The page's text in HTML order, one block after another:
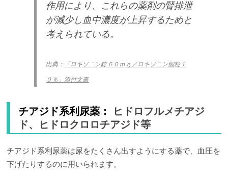
作用により、これらの薬剤の腎排泄
が減少し血中濃度が上昇するためと
考えられている。
出典： 「ロキソニン錠６０ｍｇ／ロキソニン細粒１
０％」添付文書
チアジド系利尿薬：
ヒドロフルメチアジ
ド、ヒドロクロロチアジド等
チアジド系利尿薬は尿をたくさん出すようにする薬で、血圧を
下げたりするのに用いられます。